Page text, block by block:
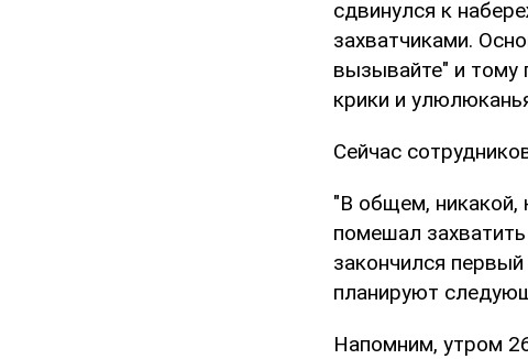
сдвинулся к
захватчиками.
вызывайте" и тому
крики и
Сейчас
"В общем, никакой,
помешал
закончился
планируют
Напомним, утром